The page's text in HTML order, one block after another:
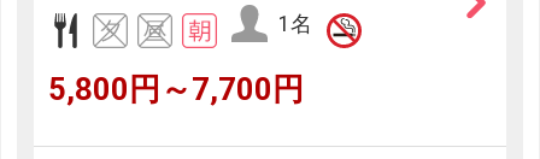
1名
5,800円～7,700円